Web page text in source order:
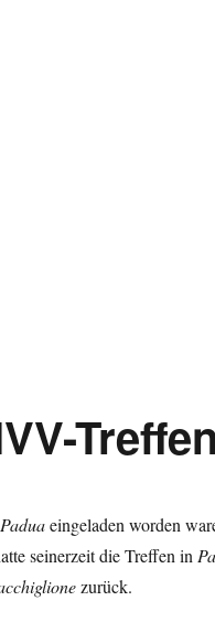
Paduaeingeladen worden
seinerzeit die Treffen in
zurück.